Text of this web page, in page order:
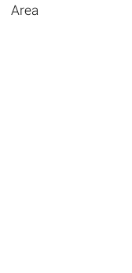
Area